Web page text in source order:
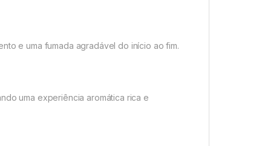
e uma fumada agradável do início ao fim.
uma experiência aromática rica e